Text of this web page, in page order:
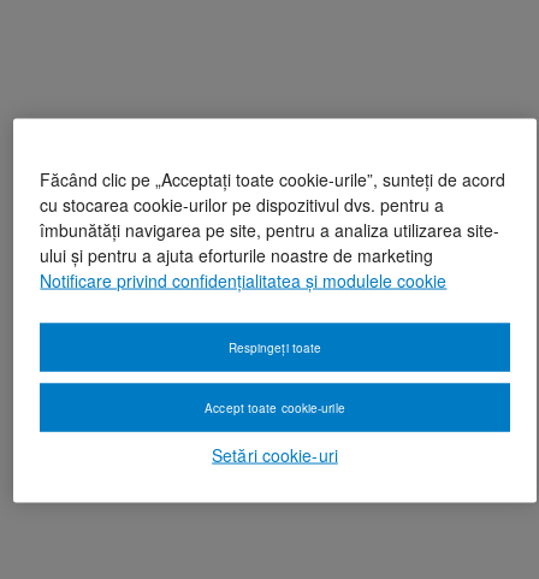
Făcând clic pe „Acceptați toate cookie-urile”, sunteți de acord
cu stocarea cookie-urilor pe dispozitivul dvs. pentru a
îmbunătăți navigarea pe site, pentru a analiza utilizarea site-
ului și pentru a ajuta eforturile noastre de marketing
Notificare privind confidențialitatea și modulele cookie
Setări cookie-uri
Respingeți toate
Accept toate cookie-urile